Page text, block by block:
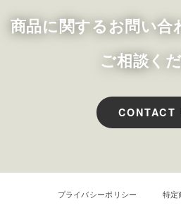
商品に関するお問い合
ご相談く
CONTACT
プライバシーポリシー 特定